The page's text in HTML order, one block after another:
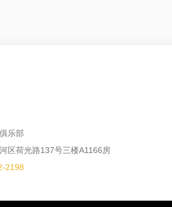
乐部
区荷光路137号三楼A1166房
2198